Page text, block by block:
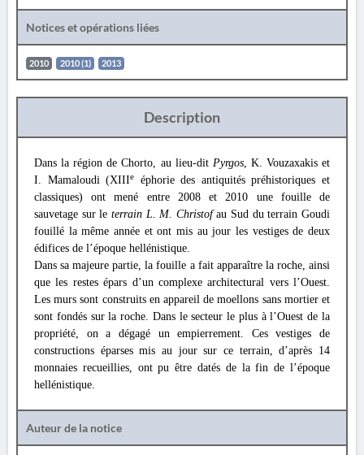
Notices et opérations liées
2010 2010 (1) 2013
Description
Dans la région de Chorto, au lieu-dit Pyrgos, K. Vouzaxakis et
I. Mamaloudi (XIIIe
éphorie des antiquités préhistoriques et
classiques) ont mené entre 2008 et 2010 une fouille de
sauvetage sur le terrain L. M. Christofau Sud du terrain Goudi
fouillé la même année et ont mis au jour les vestiges de deux
édifices de l’époque hellénistique.
Dans sa majeure partie, la fouille a fait apparaître la roche, ainsi
que les restes épars d’un complexe architectural vers l’Ouest.
Les murs sont construits en appareil de moellons sans mortier et
sont fondés sur la roche. Dans le secteur le plus à l’Ouest de la
propriété, on a dégagé un empierrement. Ces vestiges de
constructions éparses mis au jour sur ce terrain, d’après 14
monnaies recueillies, ont pu être datés de la fin de l’époque
hellénistique.
Auteur de la notice